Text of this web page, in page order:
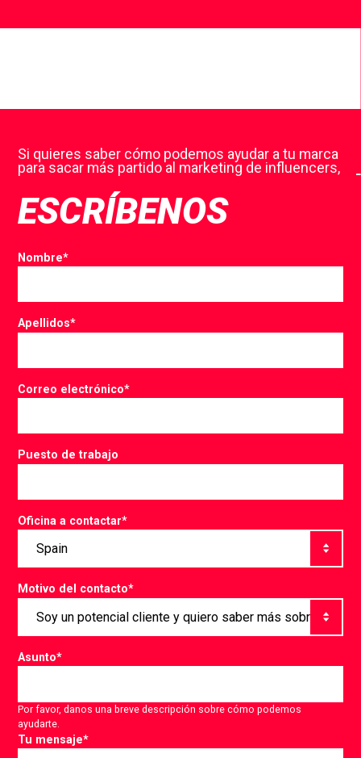
Si quieres saber cómo podemos ayudar a tu marca
para sacar más partido al marketing de influencers,
ESCRÍBENOS
Nombre*
Apellidos*
Correo electrónico*
Puesto de trabajo
Oficina a contactar*
Motivo del contacto*
Asunto*
Por favor, danos una breve descripción sobre cómo podemos
ayudarte.
Tu mensaje*